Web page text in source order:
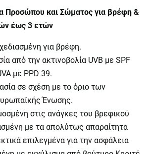
Προσώπου και Σώματος για βρέφη &
έως 3 ετών
για βρέφη.
από την ακτινοβολία UVB με SPF
με PPD 39.
σε σχέση με το όριο των
Ένωσης.
στις ανάγκες του βρεφικού
με τα απολύτως απαραίτητα
επιλεγμένα για την ασφάλεια